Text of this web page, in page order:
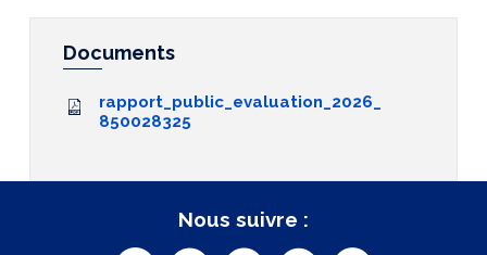
Documents
rapport_public_evaluation_2026_
850028325
Nous suivre :